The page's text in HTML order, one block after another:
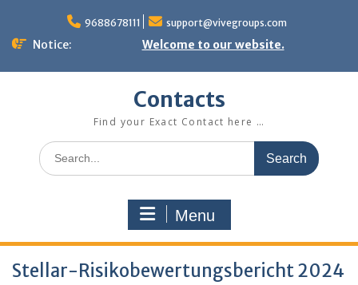
content
9688678111 support@vivegroups.com
Notice: Welcome to our website.
Contacts
Find your Exact Contact here …
Search
for:
Menu
Stellar-Risikobewertungsbericht 2024